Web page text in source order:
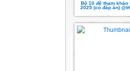
Bộ 10 đề tham khảo
2025 (có đáp án)